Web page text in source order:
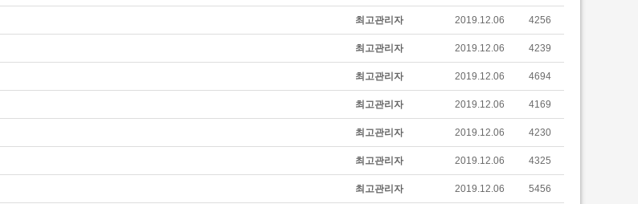
최고관리자 2019.12.06 4256
최고관리자 2019.12.06 4239
최고관리자 2019.12.06 4694
최고관리자 2019.12.06 4169
최고관리자 2019.12.06 4230
최고관리자 2019.12.06 4325
최고관리자 2019.12.06 5456